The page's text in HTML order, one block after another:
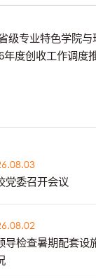
级专业特色学院与
年度创收工作调度
党委召开会议
导检查暑期配套设